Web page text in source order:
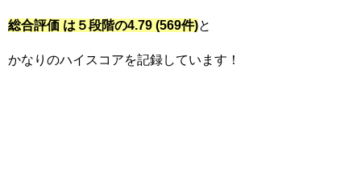
総合評価 は５段階の4.79 (569件)と
かなりのハイスコアを記録しています！